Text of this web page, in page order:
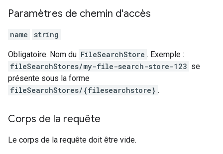
Paramètres de chemin d'accès
name string
Obligatoire. Nom du FileSearchStore . Exemple :
fileSearchStores/my-file-search-store-123 se
présente sous la forme
fileSearchStores/{filesearchstore} .
Corps de la requête
Le corps de la requête doit être vide.